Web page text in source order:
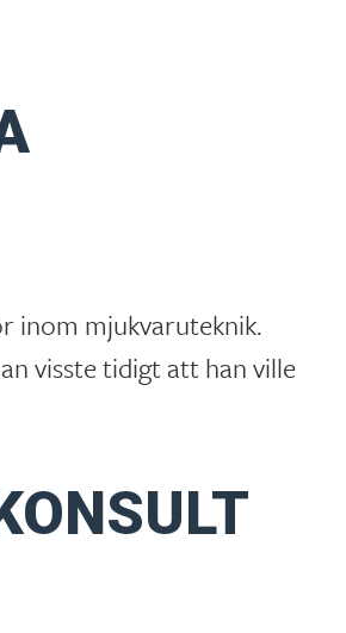
inom mjukvaruteknik.
visste tidigt att han ville